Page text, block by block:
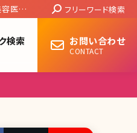
医療
Search:
フリーワード検索
検索 お問い合わせ
CONTACT